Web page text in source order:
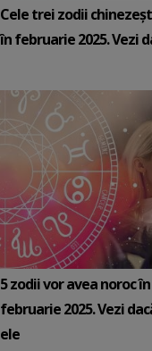
Cele trei zodii
în februarie 2025. Vezi
5 zodii vor avea noroc
februarie 2025. Vezi
ele